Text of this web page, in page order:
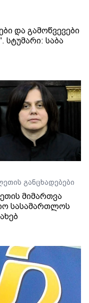
და გამოწვევები
სტუმარი: საბა
განცხადებები
მიმართვა
სასამართლოს